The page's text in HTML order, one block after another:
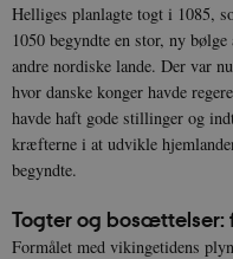
Helliges planlagte togt i 1085,
1050 begyndte en stor, ny
andre nordiske lande. Der var
hvor danske konger havde
havde haft gode stillinger og
kræfterne i at udvikle
begyndte.
Togter og
Formålet med vikingetidens